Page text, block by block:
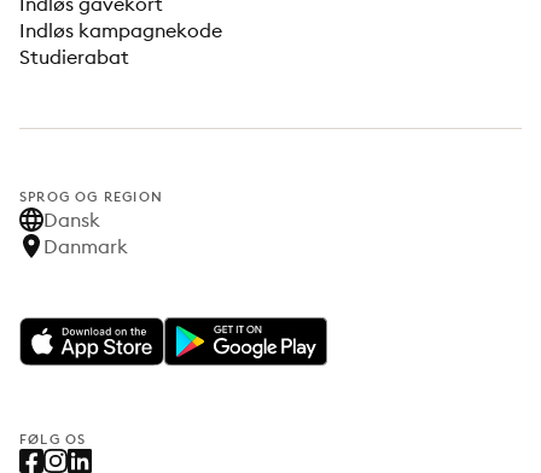
Indløs kampagnekode
Studierabat
SPROG OG REGION
Dansk
Danmark
FØLG OS